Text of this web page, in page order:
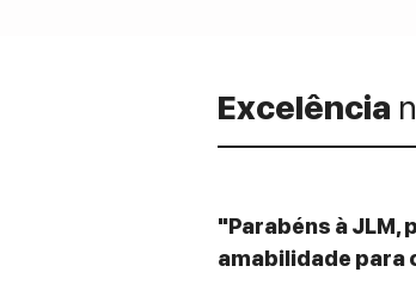
Excelência
"Parabéns à JLM,
amabilidade para